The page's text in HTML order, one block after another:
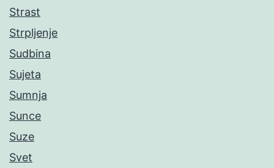
Strast
Strpljenje
Sudbina
Sujeta
Sumnja
Sunce
Suze
Svet